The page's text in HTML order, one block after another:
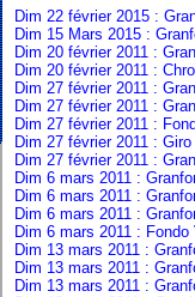
Dim 22 février 2015 :
Dim 15 Mars 2015 :
Dim 20 février 2011 :
Dim 20 février 2011 :
Dim 27 février 2011 :
Dim 27 février 2011 :
Dim 27 février 2011 :
Dim 27 février 2011 :
Dim 27 février 2011 :
Dim 6 mars 2011 :
Dim 6 mars 2011 :
Dim 6 mars 2011 :
Dim 6 mars 2011 :
Dim 13 mars 2011 :
Dim 13 mars 2011 :
Dim 13 mars 2011 :